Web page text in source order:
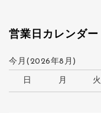
営業日カレンダー
今月(2026年8月)
日 月 火